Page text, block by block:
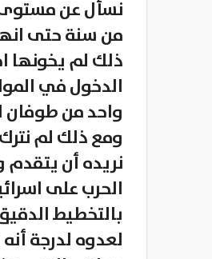
من سنة حتى
ذلك لم يخونها
الدخول في
واحد من طوفان
ومع ذلك لم
نريده أن
الحرب على
بالتخطيط
لعدوه لدرجة